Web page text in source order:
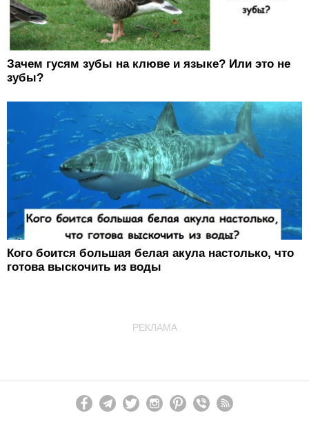
Зачем гусям зубы на клюве и языке? Или это не
зубы?
Кого боится большая белая акула настолько, что
готова выскочить из воды
РЕКЛАМА